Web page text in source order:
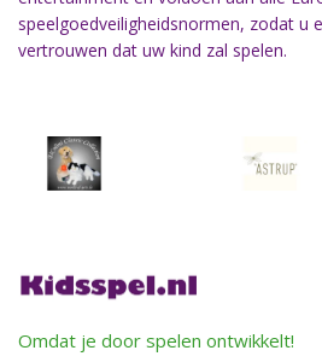
speelgoedveiligheidsnormen, zodat u
vertrouwen dat uw kind zal spelen.
Omdat je door spelen ontwikkelt!